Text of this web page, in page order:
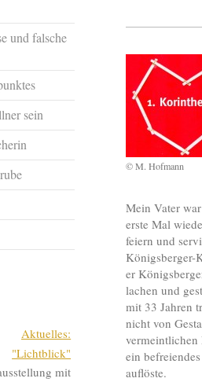
© M. Hofmann
Mein Vater
erste Mal
feiern und
Königsberger-
er
lachen und
mit 33 Jahren
nicht von
vermeintlichen
ein
auflöste.
und falsche
sein
Aktuelles:
"Lichtblick"
mit